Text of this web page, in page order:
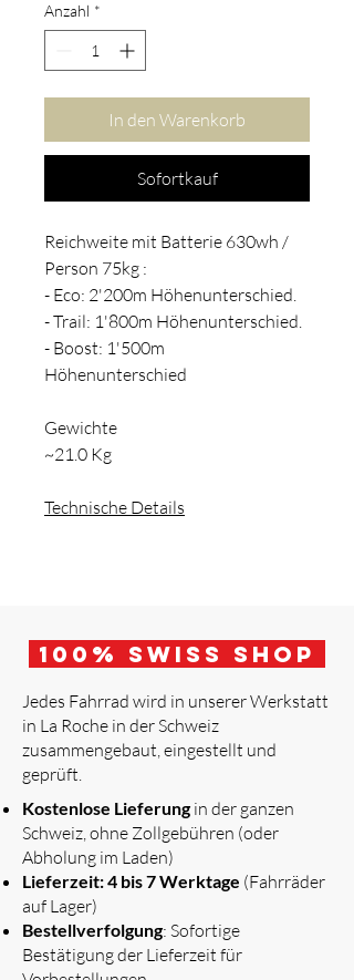
Anzahl *
In den Warenkorb
Sofortkauf
Reichweite mit Batterie 630wh /
Person 75kg :
- Eco: 2'200m Höhenunterschied.
- Trail: 1'800m Höhenunterschied.
- Boost: 1'500m
Höhenunterschied
Gewichte
~21.0 Kg
Technische Details
100 % Swiss Shop
Jedes Fahrrad wird in unserer Werkstatt
in La Roche in der Schweiz
zusammengebaut, eingestellt und
geprüft.
​
Kostenlose Lieferungin der ganzen
Schweiz, ohne Zollgebühren (oder
Abholung im Laden)
Lieferzeit: 4 bis 7 Werktage (Fahrräder
auf Lager)
Bestellverfolgung: Sofortige
Bestätigung der Lieferzeit für